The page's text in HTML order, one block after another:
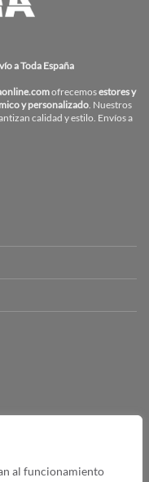
al funcionamiento
a Toda España
ofrecemosestores y
y personalizado . Nuestros
calidad y estilo. Envíos a